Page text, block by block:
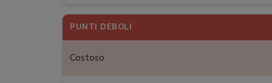
PUNTI DEBOLI
Costoso